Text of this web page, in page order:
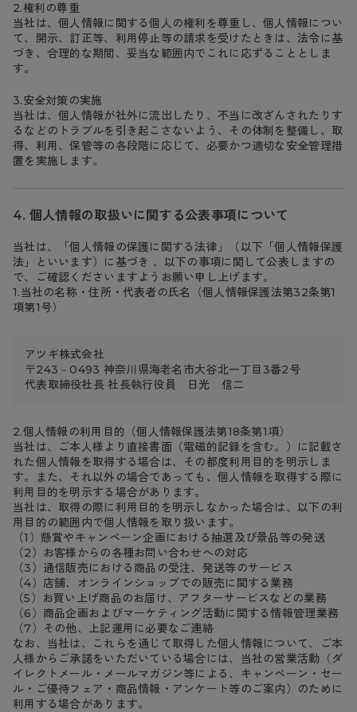
2.権利の尊重
当社は、個人情報に関する個人の権利を尊重し、個人情報につい
て、開示、訂正等、利用停止等の請求を受けたときは、法令に基
づき、合理的な期間、妥当な範囲内でこれに応ずることとしま
す。
3.安全対策の実施
当社は、個人情報が社外に流出したり、不当に改ざんされたりす
るなどのトラブルを引き起こさないよう、その体制を整備し、取
得、利用、保管等の各段階に応じて、必要かつ適切な安全管理措
置を実施します。
個人情報の取扱いに関する公表事項について
当社は、「個人情報の保護に関する法律」（以下「個人情報保護
法」といいます）に基づき 、以下の事項に関して公表しますの
で、ご確認くださいますようお願い申し上げます。
1.当社の名称・住所・代表者の氏名（個人情報保護法第32条第1
項第1号）
アツギ株式会社
〒243－0493 神奈川県海老名市大谷北一丁目3番2号
代表取締役社長 社長執行役員 日光 信二
2.個人情報の利用目的（個人情報保護法第18条第1項）
当社は、ご本人様より直接書面（電磁的記録を含む。）に記載さ
れた個人情報を取得する場合は、その都度利用目的を明示しま
す。また、それ以外の場合であっても、個人情報を取得する際に
利用目的を明示する場合があります。
当社は、取得の際に利用目的を明示しなかった場合は、以下の利
用目的の範囲内で個人情報を取り扱います。
（1）懸賞やキャンペーン企画における抽選及び景品等の発送
（2）お客様からの各種お問い合わせへの対応
（3）通信販売における商品の受注、発送等のサービス
（4）店舗、オンラインショップでの販売に関する業務
（5）お買い上げ商品のお届け、アフターサービスなどの業務
（6）商品企画およびマーケティング活動に関する情報管理業務
（7）その他、上記運用に必要なご連絡
なお、当社は、これらを通じて取得した個人情報について、ご本
人様からご承諾をいただいている場合には、当社の営業活動（ダ
イレクトメール・メールマガジン等による、キャンペーン・セー
ル・ご優待フェア・商品情報・アンケート等のご案内）のために
利用する場合があります。